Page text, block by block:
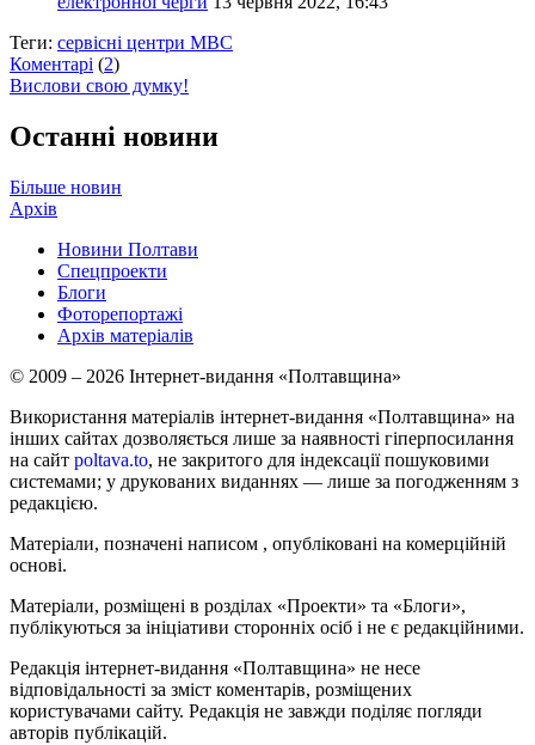
Теги: сервісні центри МВС
Коментарі (2)
Вислови свою думку!
Останні новини
Більше новин
Архів
Новини Полтави
Спецпроекти
Блоги
Фоторепортажі
Архів матеріалів
© 2009 – 2026 Інтернет-видання «Полтавщина»
Використання матеріалів інтернет-видання «Полтавщина» на
інших сайтах дозволяється лише за наявності гіперпосилання
на сайт poltava.to, не закритого для індексації пошуковими
системами; у друкованих виданнях — лише за погодженням з
редакцією.
Матеріали, позначені написом , опубліковані на комерційній
основі.
Матеріали, розміщені в розділах «Проекти» та «Блоги»,
публікуються за ініціативи сторонніх осіб і не є редакційними.
Редакція інтернет-видання «Полтавщина» не несе
відповідальності за зміст коментарів, розміщених
користувачами сайту. Редакція не завжди поділяє погляди
авторів публікацій.